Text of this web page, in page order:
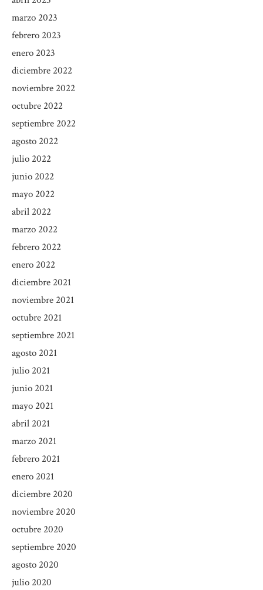
marzo 2023
febrero 2023
enero 2023
diciembre 2022
noviembre 2022
octubre 2022
septiembre 2022
agosto 2022
julio 2022
junio 2022
mayo 2022
abril 2022
marzo 2022
febrero 2022
enero 2022
diciembre 2021
noviembre 2021
octubre 2021
septiembre 2021
agosto 2021
julio 2021
junio 2021
mayo 2021
abril 2021
marzo 2021
febrero 2021
enero 2021
diciembre 2020
noviembre 2020
octubre 2020
septiembre 2020
agosto 2020
julio 2020